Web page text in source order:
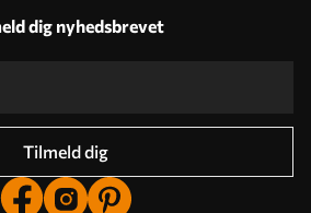
dig nyhedsbrevet
Tilmeld dig